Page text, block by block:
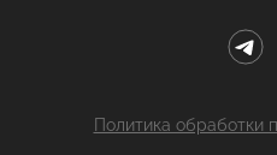
Политика обработки